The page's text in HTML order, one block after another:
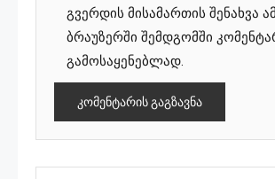
გვერდის მისამართის შენახვა ამ
ბრაუზერში შემდგომში
გამოსაყენებლად.